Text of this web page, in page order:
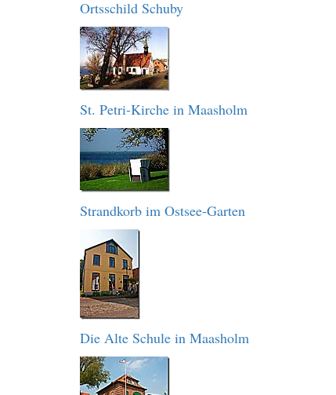
Ortsschild Schuby
St. Petri-Kirche in Maasholm
Strandkorb im Ostsee-Garten
Die Alte Schule in Maasholm